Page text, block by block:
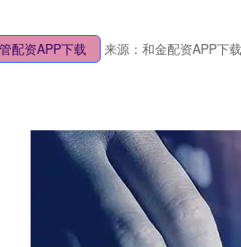
配资APP下载 来源：和金配资APP下载